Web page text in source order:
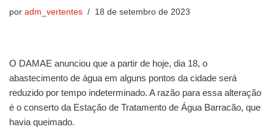
por adm_vertentes 18 de setembro de 2023
O DAMAE anunciou que a partir de hoje, dia 18, o
abastecimento de água em alguns pontos da cidade será
reduzido por tempo indeterminado. A razão para essa alteração
é o conserto da Estação de Tratamento de Água Barracão, que
havia queimado.